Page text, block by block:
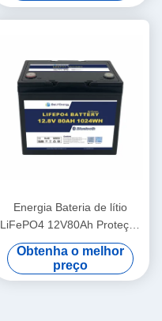
Energia Bateria de lítio
LiFePO4 12V80Ah Proteção
contra tensão 14.6V
Obtenha o melhor
preço